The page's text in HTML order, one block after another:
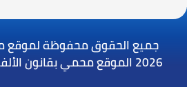
جميع الحقوق محفوظة لموقع
2026 الموقع محمي بقانون الألفية للملكية الرقمية